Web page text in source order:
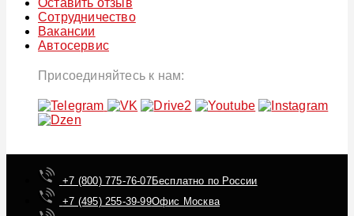
Оставить отзыв
Сотрудничество
Вакансии
Автосервис
Присоединяйтесь к нам:
+7 (800) 775-76-07Бесплатно по России
+7 (495) 255-39-99Офис Москва